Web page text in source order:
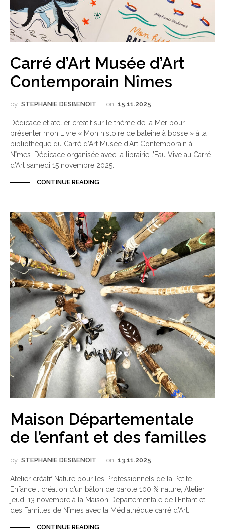
Carré d’Art Musée d’Art
Contemporain Nîmes
by STEPHANIE DESBENOIT on 15.11.2025
Dédicace et atelier créatif sur le thème de la Mer pour
présenter mon Livre « Mon histoire de baleine à bosse » à la
bibliothèque du Carré d’Art Musée d’Art Contemporain à
Nîmes. Dédicace organisée avec la librairie l’Eau Vive au Carré
d’Art samedi 15 novembre 2025.
CONTINUE READING
Maison Départementale
de l’enfant et des familles
by STEPHANIE DESBENOIT on 13.11.2025
Atelier créatif Nature pour les Professionnels de la Petite
Enfance : création d’un bâton de parole 100 % nature, Atelier
jeudi 13 novembre à la Maison Départementale de l’Enfant et
des Familles de Nîmes avec la Médiathèque carré d’Art.
CONTINUE READING